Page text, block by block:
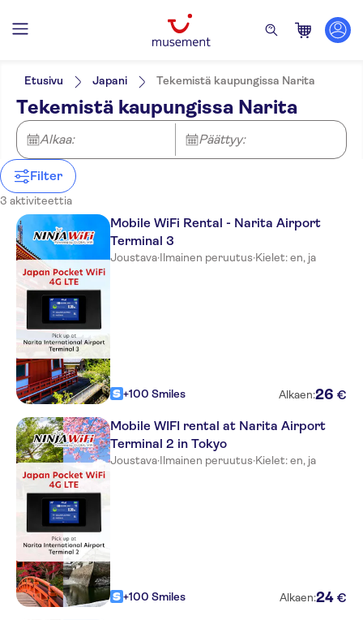
Suodata
NO-PICKUP
Lippuvaihtoehdot
E-lippu
Ilmainen peruutus
Välitön vahvistus
Lisäpalvelut
Palvelut lentokentällä
Aktiviteetin kieli
English
Etusivu Japani Tekemistä kaupungissa Narita
Tekemistä kaupungissa Narita
Alkaa: Päättyy:
Filter
3 aktiviteettia
Mobile WiFi Rental - Narita Airport
Terminal 3
Joustava·Ilmainen peruutus·Kielet: en, ja
+100 Smiles Alkaen:26 €
Mobile WIFI rental at Narita Airport
Terminal 2 in Tokyo
Joustava·Ilmainen peruutus·Kielet: en, ja
+100 Smiles Alkaen:24 €